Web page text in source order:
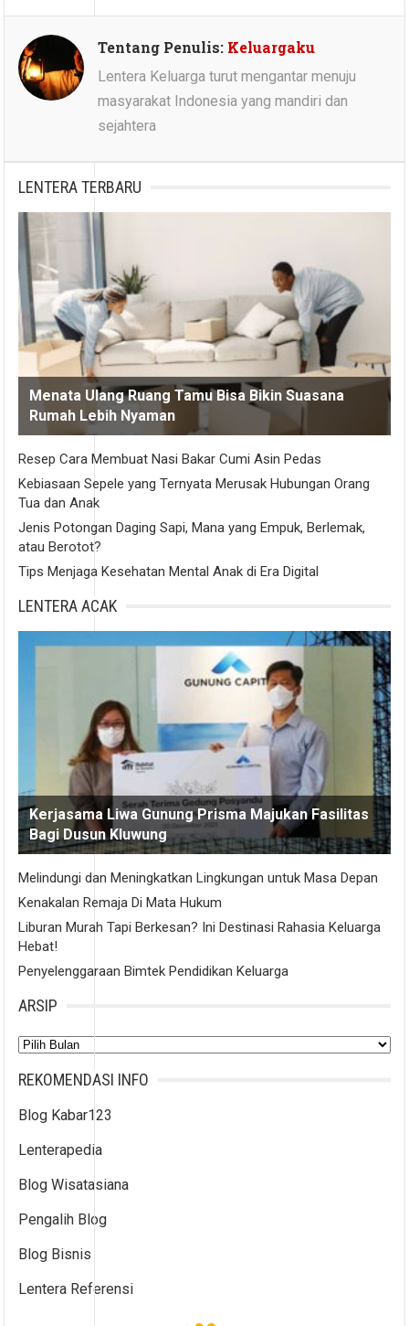
Tentang Penulis: Keluargaku
Lentera Keluarga turut mengantar menuju
masyarakat Indonesia yang mandiri dan
sejahtera
LENTERA TERBARU
Menata Ulang Ruang Tamu Bisa Bikin Suasana
Rumah Lebih Nyaman
Resep Cara Membuat Nasi Bakar Cumi Asin Pedas
Kebiasaan Sepele yang Ternyata Merusak Hubungan Orang
Tua dan Anak
Jenis Potongan Daging Sapi, Mana yang Empuk, Berlemak,
atau Berotot?
Tips Menjaga Kesehatan Mental Anak di Era Digital
LENTERA ACAK
Kerjasama Liwa Gunung Prisma Majukan Fasilitas
Bagi Dusun Kluwung
Melindungi dan Meningkatkan Lingkungan untuk Masa Depan
Kenakalan Remaja Di Mata Hukum
Liburan Murah Tapi Berkesan? Ini Destinasi Rahasia Keluarga
Hebat!
Penyelenggaraan Bimtek Pendidikan Keluarga
ARSIP
Arsip
REKOMENDASI INFO
Blog Kabar123
Lenterapedia
Blog Wisatasiana
Pengalih Blog
Blog Bisnis
Lentera Referensi